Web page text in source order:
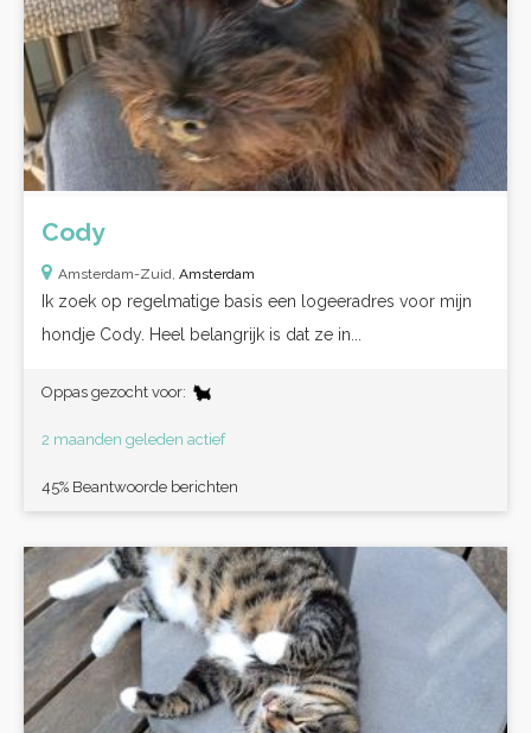
Cody
Amsterdam-Zuid, Amsterdam
Ik zoek op regelmatige basis een logeeradres voor mijn
hondje Cody. Heel belangrijk is dat ze in...
Oppas gezocht voor:
2 maanden geleden actief
45% Beantwoorde berichten